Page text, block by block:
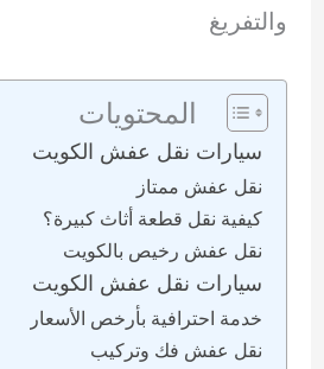
والتفريغ
المحتويات
سيارات نقل عفش الكويت
نقل عفش ممتاز
كيفية نقل قطعة أثاث كبيرة؟
نقل عفش رخيص بالكويت
سيارات نقل عفش الكويت
خدمة احترافية بأرخص الأسعار
نقل عفش فك وتركيب